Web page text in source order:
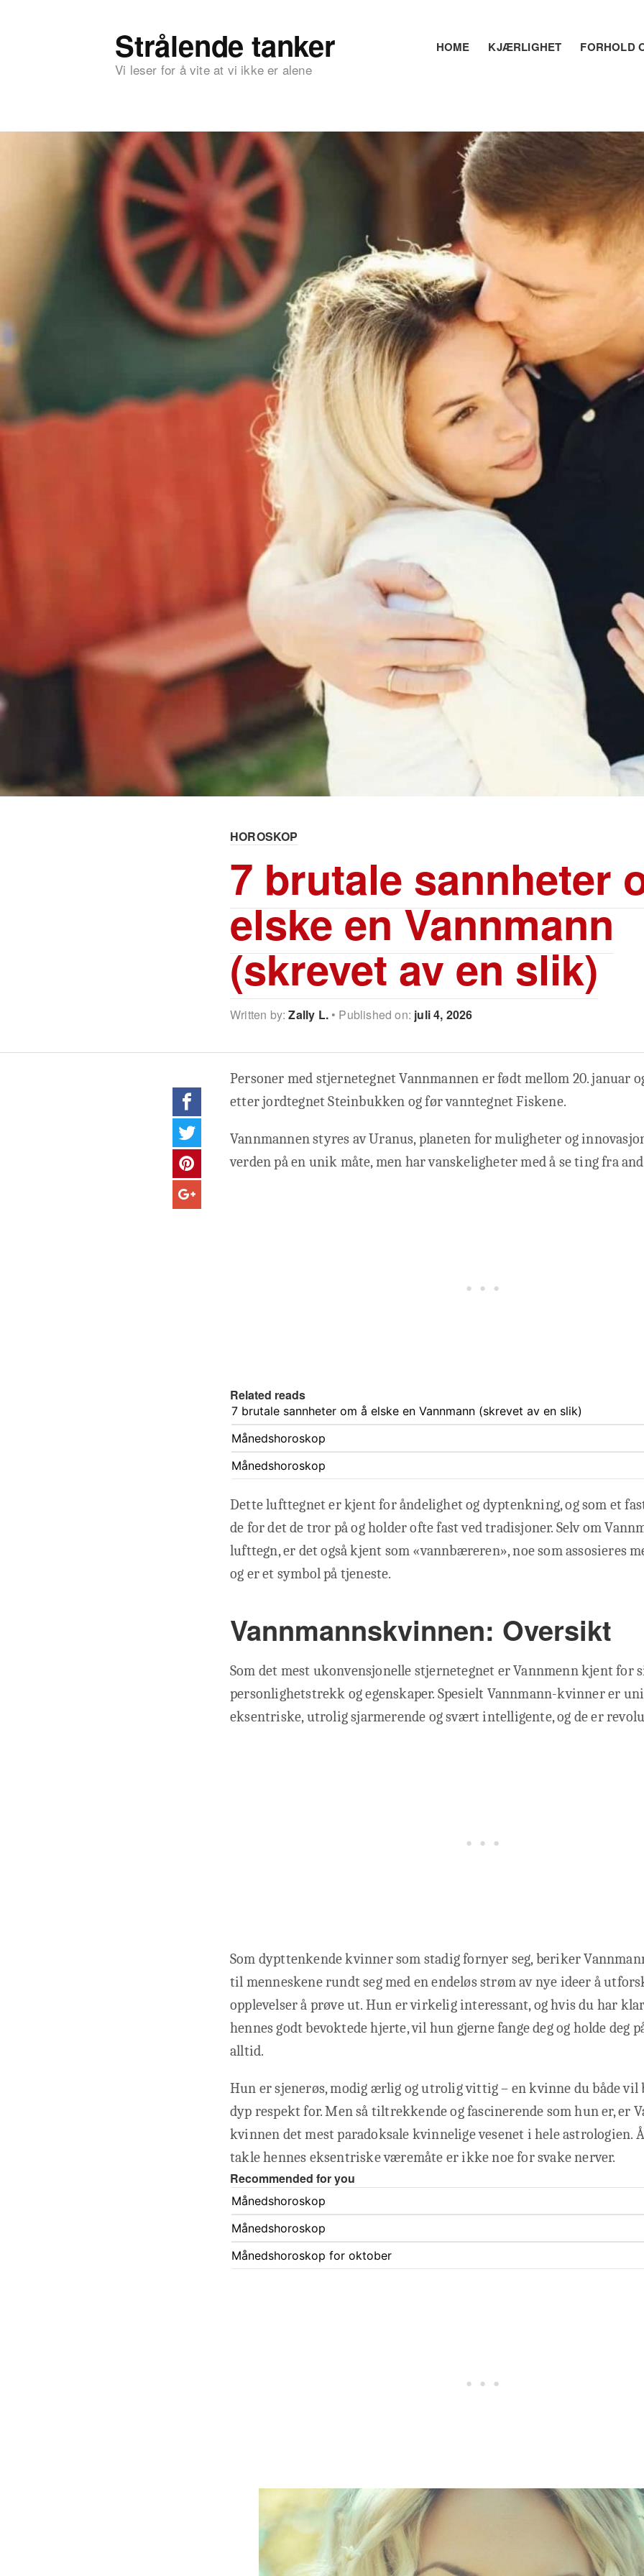
Strålende tanker
Vi leser for å vite at vi ikke er alene
HOME KJÆRLIGHET FORHOLD
HOROSKOP
7 brutale sannheter
elske en Vannmann
(skrevet av en slik)
Written by:Zally L. Published on: juli 4, 2026
Personer med stjernetegnet Vannmannen er født mellom 20. januar
etter jordtegnet Steinbukken og før vanntegnet Fiskene.
Vannmannen styres av Uranus, planeten for muligheter og
verden på en unik måte, men har vanskeligheter med å se ting fra
Related reads
7 brutale sannheter om å elske en Vannmann (skrevet av en slik)
Månedshoroskop
Månedshoroskop
Dette lufttegnet er kjent for åndelighet og dyptenkning, og som et
de for det de tror på og holder ofte fast ved tradisjoner. Selv om
lufttegn, er det også kjent som «vannbæreren», noe som assosieres
og er et symbol på tjeneste.
Vannmannskvinnen: Oversikt
Som det mest ukonvensjonelle stjernetegnet er Vannmenn kjent for
personlighetstrekk og egenskaper. Spesielt Vannmann-kvinner er
eksentriske, utrolig sjarmerende og svært intelligente, og de er
Som dypttenkende kvinner som stadig fornyer seg, beriker
til menneskene rundt seg med en endeløs strøm av nye ideer å
opplevelser å prøve ut. Hun er virkelig interessant, og hvis du har
hennes godt bevoktede hjerte, vil hun gjerne fange deg og holde deg
alltid.
Hun er sjenerøs, modig ærlig og utrolig vittig – en kvinne du både vil
dyp respekt for. Men så tiltrekkende og fascinerende som hun er, er
kvinnen det mest paradoksale kvinnelige vesenet i hele astrologien.
takle hennes eksentriske væremåte er ikke noe for svake nerver.
Recommended for you
Månedshoroskop
Månedshoroskop
Månedshoroskop for oktober